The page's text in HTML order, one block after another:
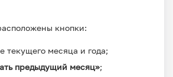
кнопки:
текущего месяца и года;
предыдущий месяц»;